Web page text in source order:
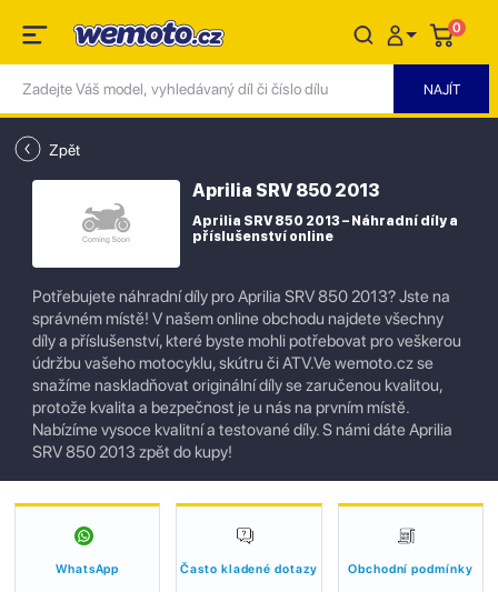
0
Zpět
Aprilia SRV 850 2013
Aprilia SRV 850 2013 – Náhradní díly a
příslušenství online
Potřebujete náhradní díly pro Aprilia SRV 850 2013? Jste na
správném místě! V našem online obchodu najdete všechny
díly a příslušenství, které byste mohli potřebovat pro veškerou
údržbu vašeho motocyklu, skútru či ATV.Ve wemoto.cz se
snažíme naskladňovat originální díly se zaručenou kvalitou,
protože kvalita a bezpečnost je u nás na prvním místě.
Nabízíme vysoce kvalitní a testované díly. S námi dáte Aprilia
SRV 850 2013 zpět do kupy!
WhatsApp Často kladené dotazy Obchodní podmínky